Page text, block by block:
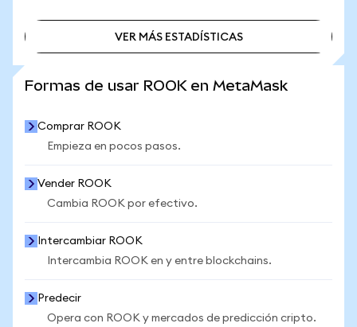
VER MÁS ESTADÍSTICAS
Formas de usar ROOK en MetaMask
Comprar ROOK
Empieza en pocos pasos.
Vender ROOK
Cambia ROOK por efectivo.
Intercambiar ROOK
Intercambia ROOK en y entre blockchains.
Predecir
Opera con ROOK y mercados de predicción cripto.